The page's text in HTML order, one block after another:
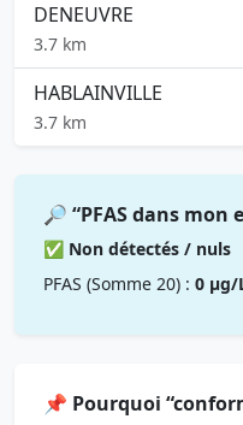
DENEUVRE
3.7 km
HABLAINVILLE
3.7 km
🔎 “PFAS dans mon
✅ Non détectés / nuls
PFAS (Somme 20) : 0 µg/
📌 Pourquoi